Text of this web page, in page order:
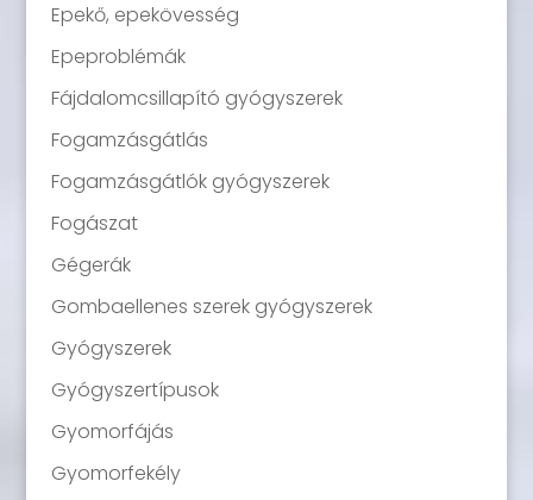
Epekő, epekövesség
Epeproblémák
Fájdalomcsillapító gyógyszerek
Fogamzásgátlás
Fogamzásgátlók gyógyszerek
Fogászat
Gégerák
Gombaellenes szerek gyógyszerek
Gyógyszerek
Gyógyszertípusok
Gyomorfájás
Gyomorfekély